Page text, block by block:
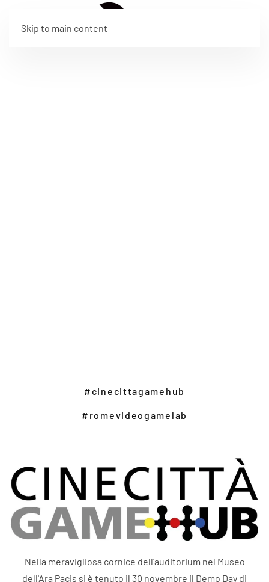
Skip to main content
#cinecittagamehub
#romevideogamelab
Nella meravigliosa cornice dell'auditorium nel Museo
dell'Ara Pacis si è tenuto il 30 novembre il Demo Day di